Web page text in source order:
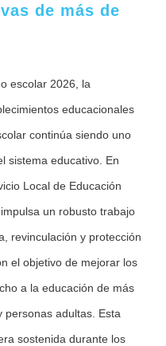
de más de
escolar 2026, la
educacionales
continúa siendo uno
sistema educativo. En
Local de Educación
un robusto trabajo
revinculación y protección
el objetivo de mejorar los
a la educación de más
personas adultas. Esta
sostenida durante los